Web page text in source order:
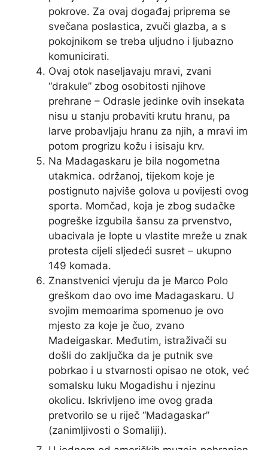
pokrove. Za ovaj događaj priprema se
svečana poslastica, zvuči glazba, a s
pokojnikom se treba uljudno i ljubazno
komunicirati.
Ovaj otok naseljavaju mravi, zvani
“drakule” zbog osobitosti njihove
prehrane – Odrasle jedinke ovih insekata
nisu u stanju probaviti krutu hranu, pa
larve probavljaju hranu za njih, a mravi im
potom progrizu kožu i isisaju krv.
Na Madagaskaru je bila nogometna
utakmica. održanoj, tijekom koje je
postignuto najviše golova u povijesti ovog
sporta. Momčad, koja je zbog sudačke
pogreške izgubila šansu za prvenstvo,
ubacivala je lopte u vlastite mreže u znak
protesta cijeli sljedeći susret – ukupno
149 komada.
Znanstvenici vjeruju da je Marco Polo
greškom dao ovo ime Madagaskaru. U
svojim memoarima spomenuo je ovo
mjesto za koje je čuo, zvano
Madeigaskar. Međutim, istraživači su
došli do zaključka da je putnik sve
pobrkao i u stvarnosti opisao ne otok, već
somalsku luku Mogadishu i njezinu
okolicu. Iskrivljeno ime ovog grada
pretvorilo se u riječ “Madagaskar”
(zanimljivosti o Somaliji).